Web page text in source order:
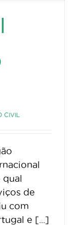
CIVIL
qual
de
com
e [...]